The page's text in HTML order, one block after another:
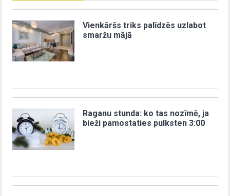
Vienkāršs triks palīdzēs uzlabot
smaržu mājā
Raganu stunda: ko tas nozīmē, ja
bieži pamostaties pulksten 3:00